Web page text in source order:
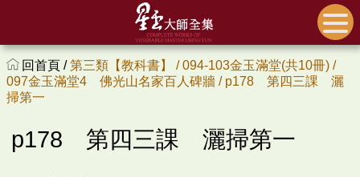
回首頁 /第三類【教科書】 /094-103金玉滿堂(共10冊) /
097金玉滿堂4 佛光山名家百人碑牆 / p178 第四三課 灑
掃第一
p178 第四三課 灑掃第一